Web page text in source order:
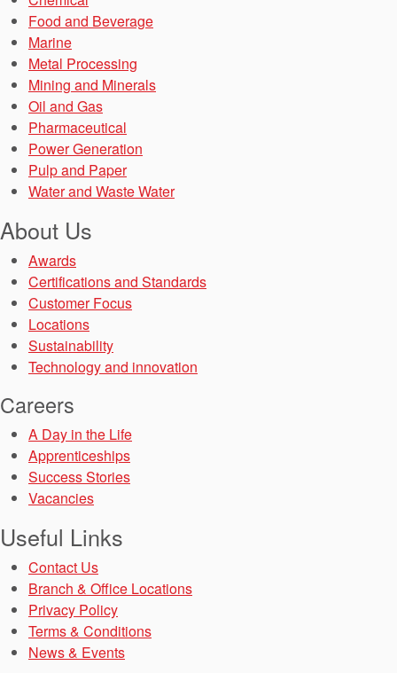
Food and Beverage
Marine
Metal Processing
Mining and Minerals
Oil and Gas
Pharmaceutical
Power Generation
Pulp and Paper
Water and Waste Water
About Us
Awards
Certifications and Standards
Customer Focus
Locations
Sustainability
Technology and innovation
Careers
A Day in the Life
Apprenticeships
Success Stories
Vacancies
Useful Links
Contact Us
Branch & Office Locations
Privacy Policy
Terms & Conditions
News & Events